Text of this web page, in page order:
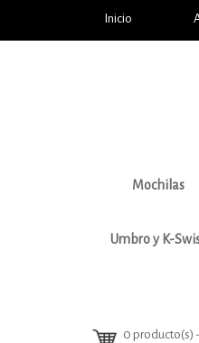
Inicio
Mochilas
Umbro y K-
0 producto(s)